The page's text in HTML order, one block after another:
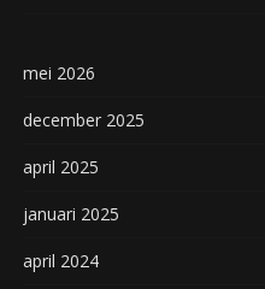
mei 2026
december 2025
april 2025
januari 2025
april 2024